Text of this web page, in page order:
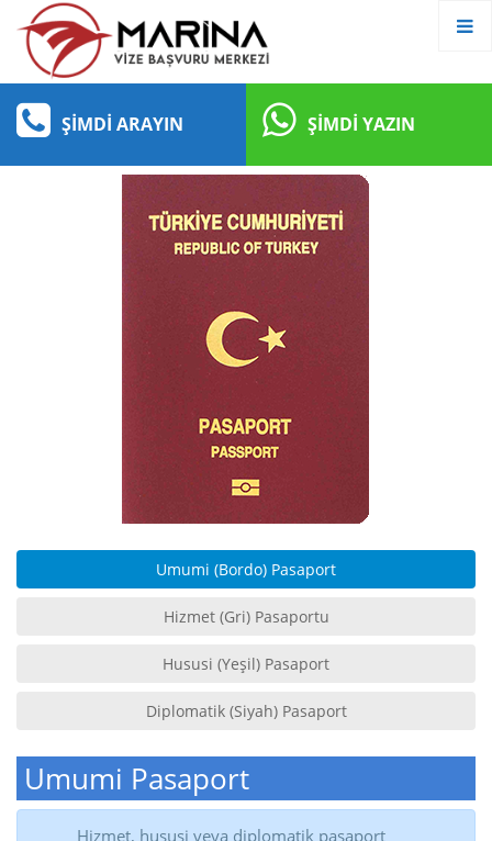
ŞIMDI ARAYIN ŞIMDI YAZIN
Umumi (Bordo) Pasaport
Hizmet (Gri) Pasaportu
Hususi (Yeşil) Pasaport
Diplomatik (Siyah) Pasaport
Umumi Pasaport
Hizmet, hususi veya diplomatik pasaport